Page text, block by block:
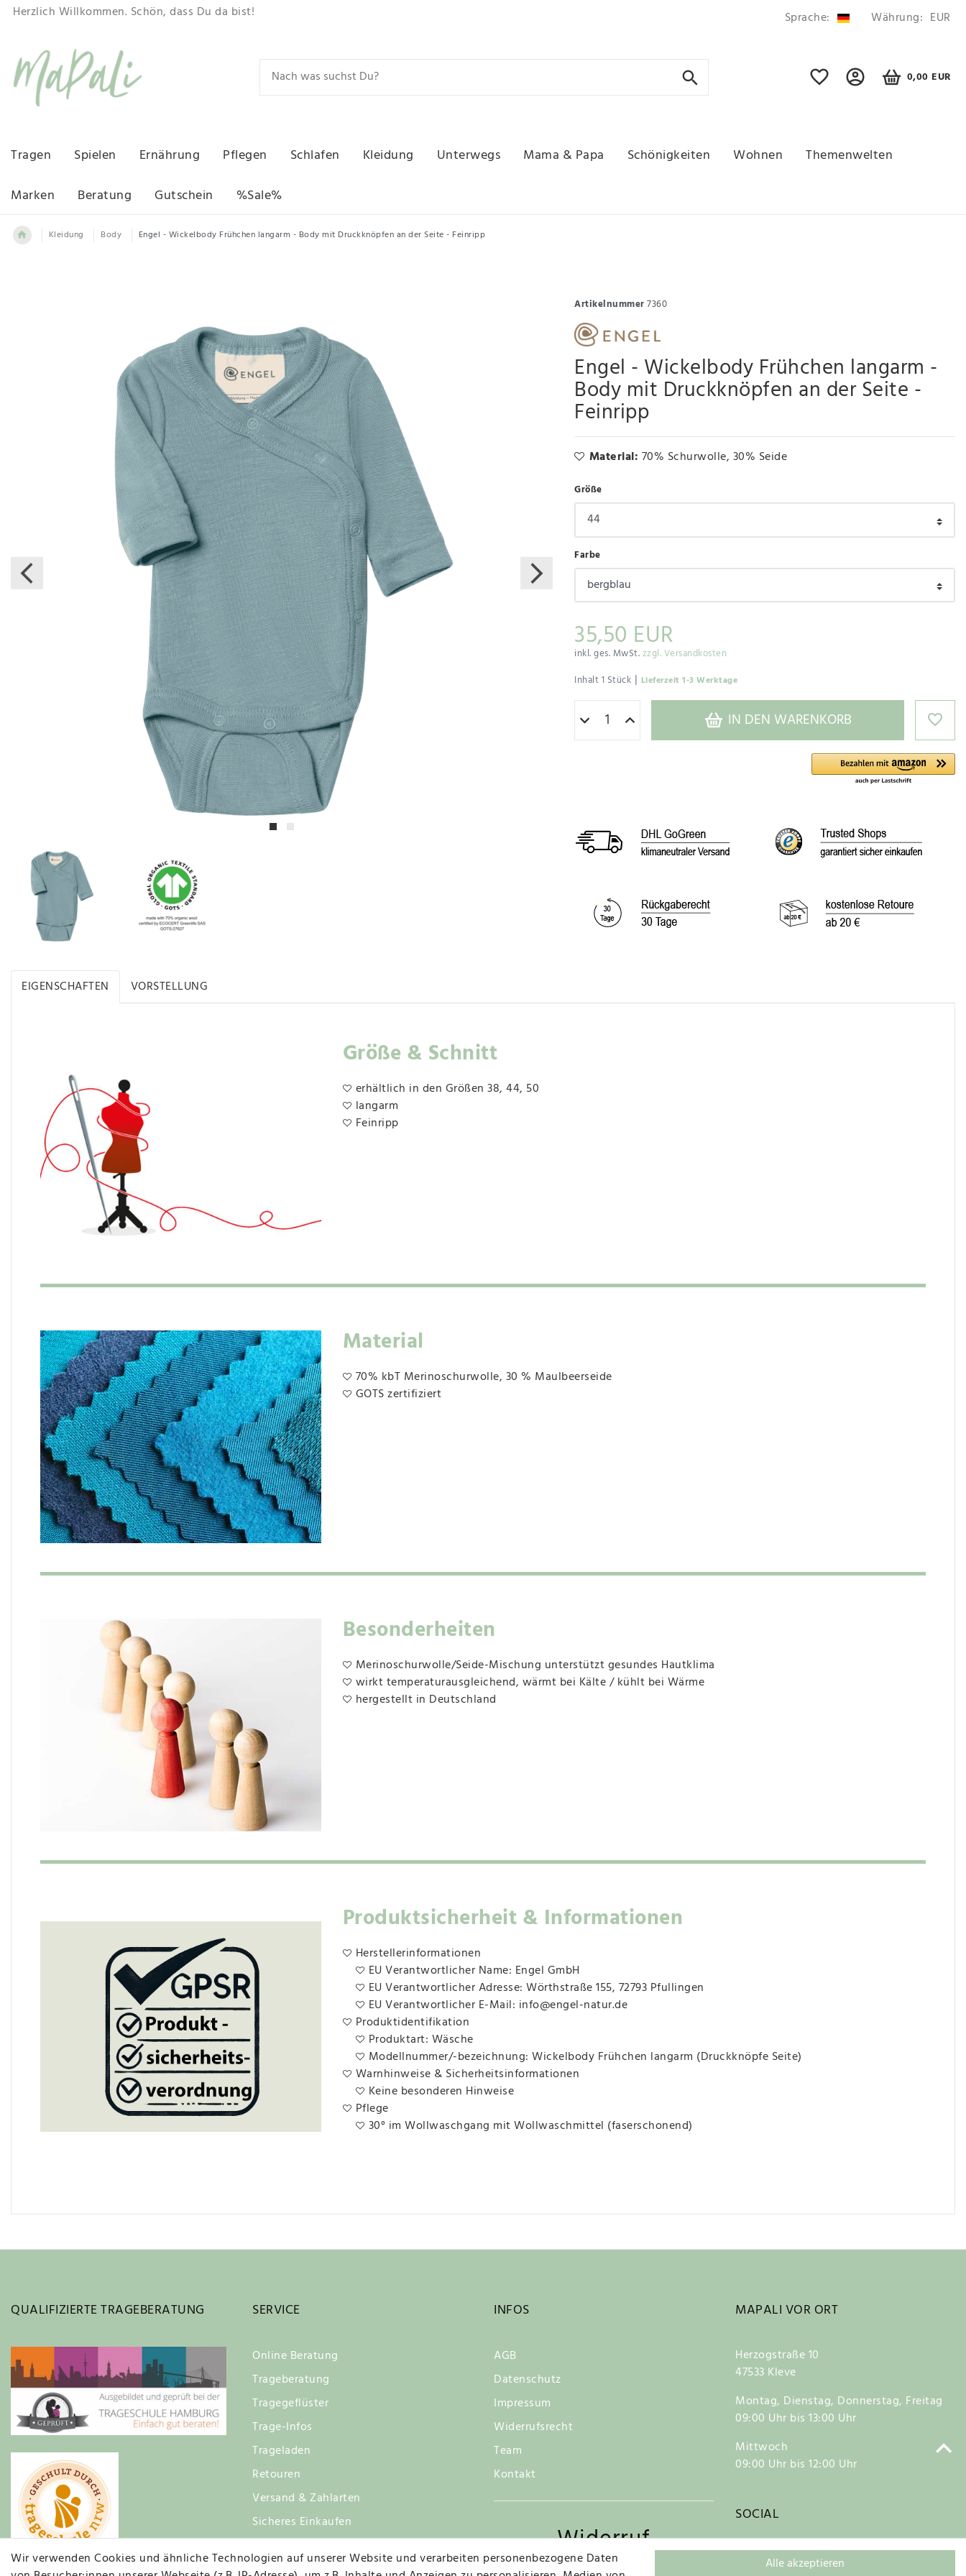
Herzlich Willkommen. Schön, dass Du da bist! Sprache: Währung: EUR
0,00 EUR
Tragen Spielen Ernährung Pflegen Schlafen Kleidung Unterwegs Mama & Papa Schönigkeiten Wohnen
Themenwelten
Marken
Beratung Gutschein %Sale%
Kleidung Body Engel - Wickelbody Frühchen langarm - Body mit Druckknöpfen an der Seite - Feinripp
Artikelnummer7360
Engel - Wickelbody Frühchen langarm -
Body mit Druckknöpfen an der Seite -
Feinripp
Material: 70% Schurwolle, 30% Seide
Größe
Farbe
35,50 EUR
inkl. ges. MwSt.zzgl. Versandkosten
Inhalt1 Stück | Lieferzeit 1-3 Werktage
IN DEN WARENKORB
EIGENSCHAFTEN VORSTELLUNG
Größe & Schnitt
erhältlich in den Größen 38, 44, 50
langarm
Feinripp
Material
70% kbT Merinoschurwolle, 30 % Maulbeerseide
GOTS zertifiziert
Besonderheiten
Merinoschurwolle/Seide-Mischung unterstützt gesundes Hautklima
wirkt temperaturausgleichend, wärmt bei Kälte / kühlt bei Wärme
hergestellt in Deutschland
Produktsicherheit & Informationen
Herstellerinformationen
EU Verantwortlicher Name: Engel GmbH
EU Verantwortlicher Adresse: Wörthstraße 155, 72793 Pfullingen
EU Verantwortlicher E-Mail: info@engel-natur.de
Produktidentifikation
Produktart: Wäsche
Modellnummer/-bezeichnung: Wickelbody Frühchen langarm (Druckknöpfe Seite)
Warnhinweise & Sicherheitsinformationen
Keine besonderen Hinweise
Pflege
30° im Wollwaschgang mit Wollwaschmittel (faserschonend)
QUALIFIZIERTE TRAGEBERATUNG SERVICE
Online Beratung
Trageberatung
Tragegeflüster
Trage-Infos
Trageladen
Retouren
Versand & Zahlarten
Sicheres Einkaufen
INFOS
AGB
Datenschutz
Impressum
Widerrufsrecht
Team
Kontakt
Widerruf
MAPALI VOR ORT
Herzogstraße 10
47533 Kleve
Montag, Dienstag, Donnerstag, Freitag
09:00 Uhr bis 13:00 Uhr
Mittwoch
09:00 Uhr bis 12:00 Uhr
SOCIAL
Wir verwenden Cookies und ähnliche Technologien auf unserer Website und verarbeiten personenbezogene Daten
Alle akzeptieren